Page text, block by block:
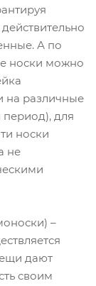
А по
носки можно
на различные
для
носки
не
–
дают
своим